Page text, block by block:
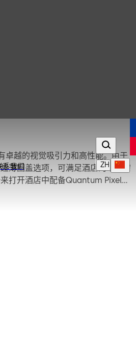
系我们 ZH
越的视觉吸引力和高性能。由于
薄圈盖选项，可满足酒店的不同需